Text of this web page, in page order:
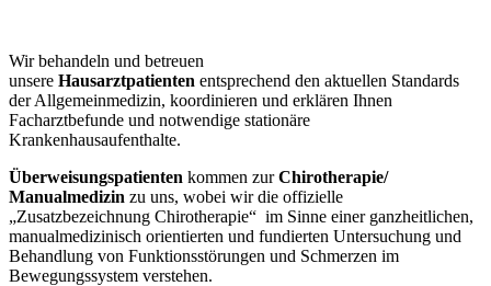
Wir behandeln und betreuen
unsere Hausarztpatienten entsprechend den aktuellen Standards
der Allgemeinmedizin, koordinieren und erklären Ihnen
Facharztbefunde und notwendige stationäre
Krankenhausaufenthalte.
Überweisungspatienten kommen zurChirotherapie/
Manualmedizin zu uns, wobei wir die offizielle
„Zusatzbezeichnung Chirotherapie“ im Sinne einer ganzheitlichen,
manualmedizinisch orientierten und fundierten Untersuchung und
Behandlung von Funktionsstörungen und Schmerzen im
Bewegungssystem verstehen.